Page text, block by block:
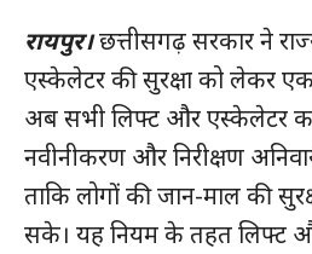
रायपुर।छत्तीसगढ़ सरकार ने
एस्केलेटर की सुरक्षा को लेकर
अब सभी लिफ्ट और एस्केलेटर
नवीनीकरण और निरीक्षण
ताकि लोगों की जान-माल की
सके। यह नियम के तहत लिफ्ट